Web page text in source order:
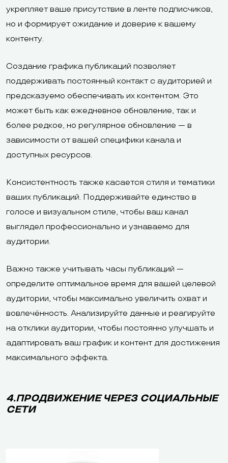
укрепляет ваше присутствие в ленте подписчиков,
но и формирует ожидание и доверие к вашему
контенту.
Создание графика публикаций позволяет
поддерживать постоянный контакт с аудиторией и
предсказуемо обеспечивать их контентом. Это
может быть как ежедневное обновление, так и
более редкое, но регулярное обновление — в
зависимости от вашей специфики канала и
доступных ресурсов.
Консистентность также касается стиля и тематики
ваших публикаций. Поддерживайте единство в
голосе и визуальном стиле, чтобы ваш канал
выглядел профессионально и узнаваемо для
аудитории.
Важно также учитывать часы публикаций —
определите оптимальное время для вашей целевой
аудитории, чтобы максимально увеличить охват и
вовлечённость. Анализируйте данные и реагируйте
на отклики аудитории, чтобы постоянно улучшать и
адаптировать ваш график и контент для достижения
максимального эффекта.
4.ПРОДВИЖЕНИЕ ЧЕРЕЗ СОЦИАЛЬНЫЕ
СЕТИ